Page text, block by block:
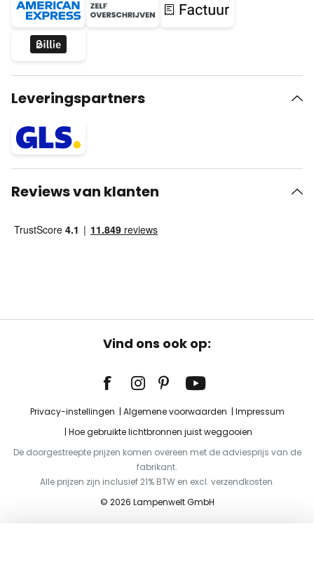
Leveringspartners
Reviews van klanten
Vind ons ook op:
Privacy-instellingen Algemene voorwaarden
Impressum
Hoe gebruikte lichtbronnen juist weggooien
De doorgestreepte prijzen komen overeen met de adviesprijs van de
fabrikant.
Alle prijzen zijn inclusief 21% BTW en excl. verzendkosten.
© 2026 Lampenwelt GmbH